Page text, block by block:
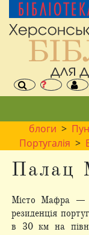
блоги >
Португалія >
Палац
Місто Мафра —
резиденція
в 30 км на